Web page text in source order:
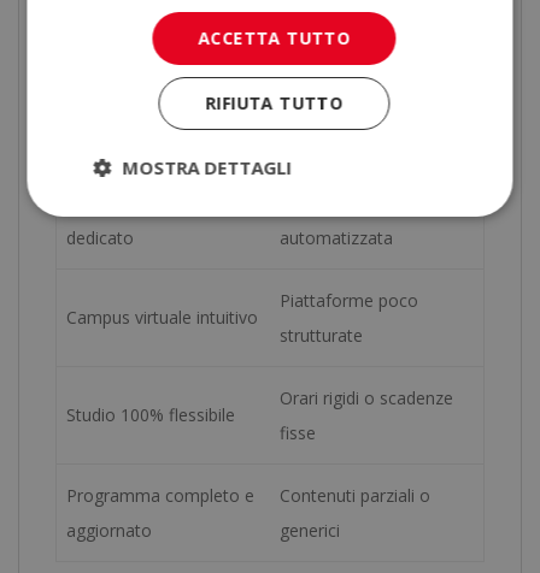
Studiare presso ELBS Altri centri online
Diploma autenticato da
Certificazioni senza
dedicato
automatizzata
Campus virtuale intuitivo
Piattaforme poco
strutturate
Studio 100% flessibile
Orari rigidi o scadenze
fisse
Programma completo e
aggiornato
Contenuti parziali o
generici
ACCETTA TUTTO
RIFIUTA TUTTO
MOSTRA DETTAGLI